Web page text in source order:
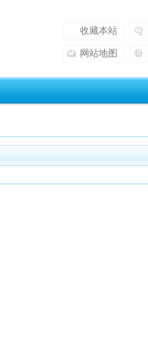
收藏本站
网站地图